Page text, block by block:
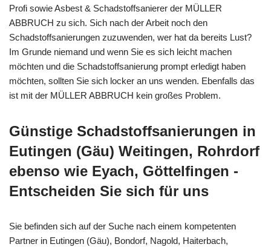
Profi sowie Asbest & Schadstoffsanierer der MÜLLER
ABBRUCH zu sich. Sich nach der Arbeit noch den
Schadstoffsanierungen zuzuwenden, wer hat da bereits Lust?
Im Grunde niemand und wenn Sie es sich leicht machen
möchten und die Schadstoffsanierung prompt erledigt haben
möchten, sollten Sie sich locker an uns wenden. Ebenfalls das
ist mit der MÜLLER ABBRUCH kein großes Problem.
Günstige Schadstoffsanierungen in
Eutingen (Gäu) Weitingen, Rohrdorf
ebenso wie Eyach, Göttelfingen -
Entscheiden Sie sich für uns
Sie befinden sich auf der Suche nach einem kompetenten
Partner in Eutingen (Gäu), Bondorf, Nagold, Haiterbach,